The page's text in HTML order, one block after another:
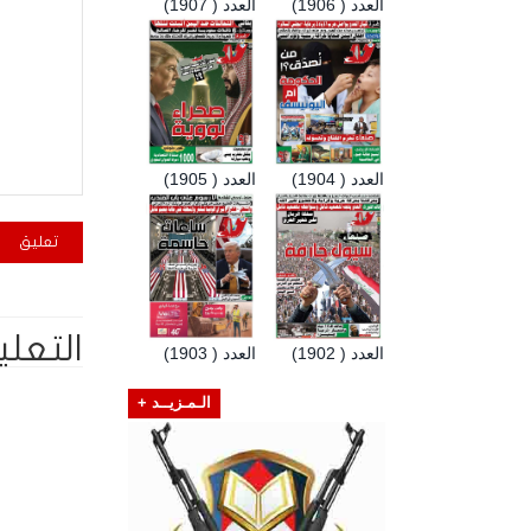
العدد ( 1907) العدد ( 1906)
العدد ( 1905) العدد ( 1904)
العدد ( 1903) العدد ( 1902)
الـمـزيــد +